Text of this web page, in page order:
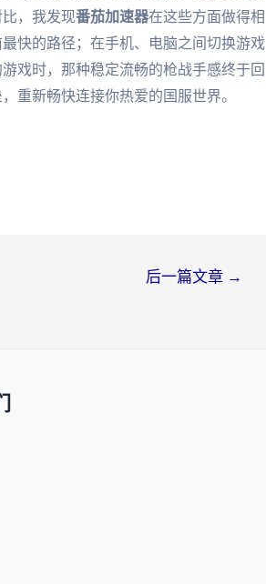
，我发现番茄加速器在这些方面做得相
快的路径；在手机、电脑之间切换游戏
戏时，那种稳定流畅的枪战手感终于回
重新畅快连接你热爱的国服世界。
后一篇文章 →